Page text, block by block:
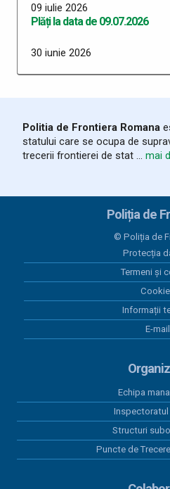
09 iulie 2026
Plăți la data de 09.07.2026
30 iunie 2026
26 iunie 2026
Plăți 26.06.2026
11 iunie 2026
Plăți 11.06.2026
Politia de Frontiera Romana
statului care se ocupa de
trecerii frontierei de stat ... mai
Poliția de
© Poliția de
Protecția
Termeni și
Informații
E-mail
Echipa
Inspectoratul
Structuri
Puncte de